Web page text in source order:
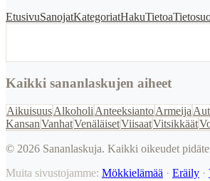
EtusivuSanojatKategoriatHakuTietoa
Kaikki sananlaskujen aiheet
AikuisuusAlkoholi AnteeksiantoArmeija
KansanVanhatVenäläisetViisaatVitsikkäät
© 2026 Sananlaskuja. Kaikki oikeudet
Muita sivustojamme: Mökkielämää · Eräily ·